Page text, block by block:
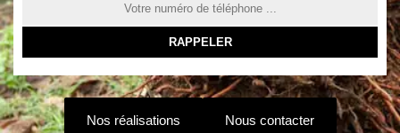
Nos réalisations Nous contacter